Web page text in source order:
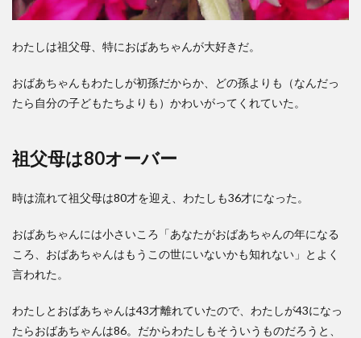
わたしは祖父母、特におばあちゃんが大好きだ。
おばあちゃんもわたしが初孫だからか、どの孫よりも（なんだっ
たら自分の子どもたちよりも）かわいがってくれていた。
祖父母は80オーバー
時は流れて祖父母は80才を迎え、わたしも36才になった。
おばあちゃんには小さいころ「あなたがおばあちゃんの年になる
ころ、おばあちゃんはもうこの世にいないかも知れない」とよく
言われた。
わたしとおばあちゃんは43才離れていたので、わたしが43になっ
たらおばあちゃんは86。だからわたしもそういうものだろうと、